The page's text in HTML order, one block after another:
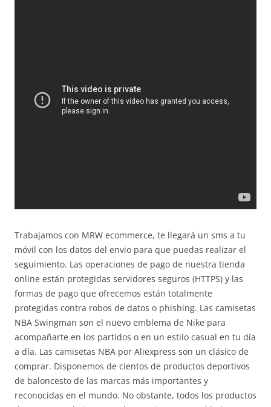
Trabajamos con MRW ecommerce, te llegará un sms a tu
móvil con los datos del envio para que puedas realizar el
seguimiento. Las operaciones de pago de nuestra tienda
online están protegidas servidores seguros (HTTPS) y las
formas de pago que ofrecemos están totalmente
protegidas contra robos de datos o phishing. Las camisetas
NBA Swingman son el nuevo emblema de Nike para
acompañarte en los partidos o en un estilo casual en tu día
a día. Las camisetas NBA por Aliexpress son un clásico de
comprar. Disponemos de cientos de productos deportivos
de baloncesto de las marcas más importantes y
reconocidas en el mundo. No obstante, todos los productos